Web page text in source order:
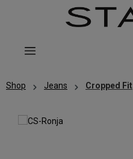
Zum Hauptinhalt springen
Shop Jeans Cropped Fit